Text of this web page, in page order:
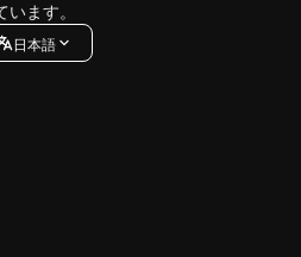
います。
日本語